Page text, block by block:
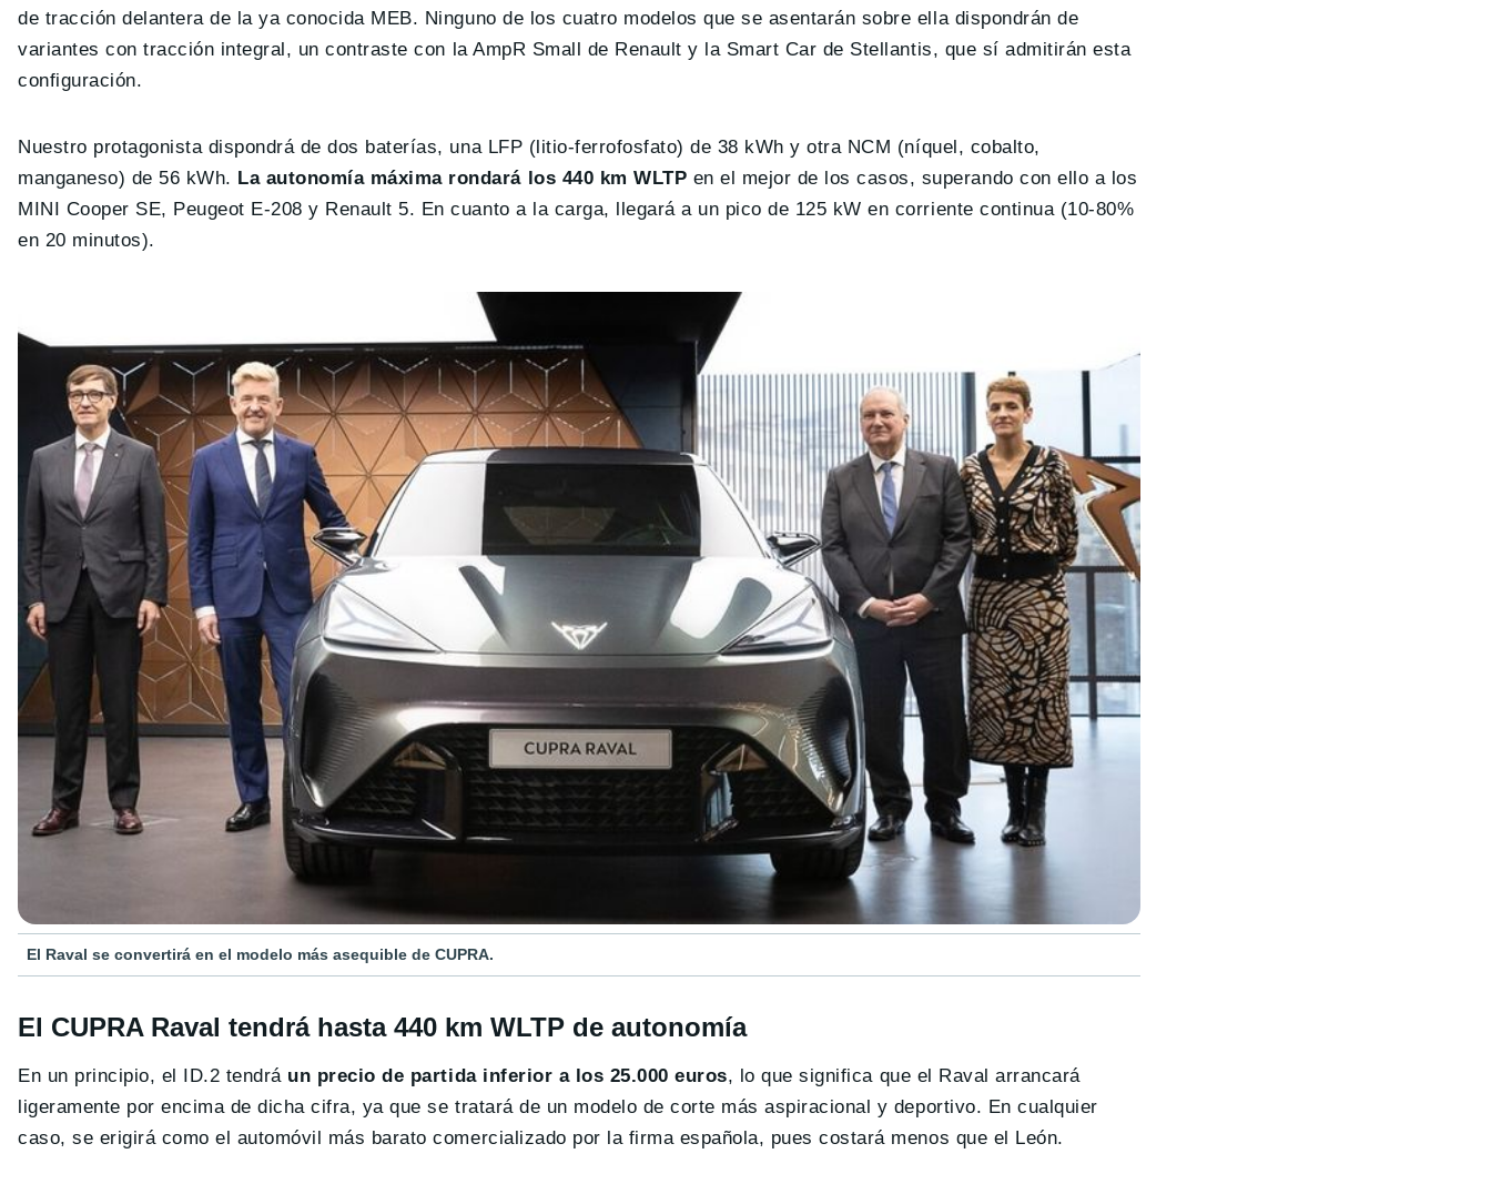
de tracción delantera de la ya conocida MEB. Ninguno de los cuatro modelos que se asentarán sobre ella dispondrán de
variantes con tracción integral, un contraste con la AmpR Small de Renault y la Smart Car de Stellantis, que sí admitirán esta
configuración.
Nuestro protagonista dispondrá de dos baterías, una LFP (litio-ferrofosfato) de 38 kWh y otra NCM (níquel, cobalto,
manganeso) de 56 kWh. La autonomía máxima rondará los 440 km WLTP en el mejor de los casos, superando con ello a los
MINI Cooper SE, Peugeot E-208 y Renault 5. En cuanto a la carga, llegará a un pico de 125 kW en corriente continua (10-80%
en 20 minutos).
El Raval se convertirá en el modelo más asequible de CUPRA.
El CUPRA Raval tendrá hasta 440 km WLTP de autonomía
En un principio, el ID.2 tendrá un precio de partida inferior a los 25.000 euros, lo que significa que el Raval arrancará
ligeramente por encima de dicha cifra, ya que se tratará de un modelo de corte más aspiracional y deportivo. En cualquier
caso, se erigirá como el automóvil más barato comercializado por la firma española, pues costará menos que el León.